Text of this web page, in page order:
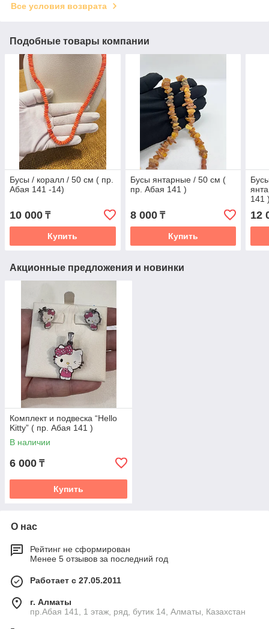
Все условия возврата
Подобные товары компании
Бусы / коралл / 50 см ( пр.
Абая 141 -14)
10 000 ₸
Купить
Бусы янтарные / 50 см (
пр. Абая 141 )
8 000₸
Купить
141
12
Акционные предложения и новинки
Комплект и подвеска “Hello
Kitty” ( пр. Абая 141 )
В наличии
6 000 ₸
Купить
О нас
Рейтинг не сформирован
Менее 5 отзывов за последний год
Работает с 27.05.2011
г. Алматы
пр.Абая 141, 1 этаж, ряд, бутик 14, Алматы, Казахстан